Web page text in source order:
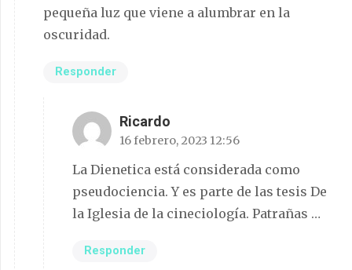
pequeña luz que viene a alumbrar en la
oscuridad.
Responder
Ricardo
16 febrero, 2023 12:56
La Dienetica está considerada como
pseudociencia. Y es parte de las tesis De
la Iglesia de la cineciología. Patrañas …
Responder